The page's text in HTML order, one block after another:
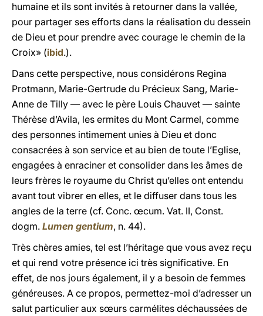
humaine et ils sont invités à retourner dans la vallée,
pour partager ses efforts dans la réalisation du dessein
de Dieu et pour prendre avec courage le chemin de la
Croix» (ibid.).
Dans cette perspective, nous considérons Regina
Protmann, Marie-Gertrude du Précieux Sang, Marie-
Anne de Tilly — avec le père Louis Chauvet — sainte
Thérèse d’Avila, les ermites du Mont Carmel, comme
des personnes intimement unies à Dieu et donc
consacrées à son service et au bien de toute l’Eglise,
engagées à enraciner et consolider dans les âmes de
leurs frères le royaume du Christ qu’elles ont entendu
avant tout vibrer en elles, et le diffuser dans tous les
angles de la terre (cf. Conc. œcum. Vat. II, Const.
dogm. Lumen gentium, n. 44).
Très chères amies, tel est l’héritage que vous avez reçu
et qui rend votre présence ici très significative. En
effet, de nos jours également, il y a besoin de femmes
généreuses. A ce propos, permettez-moi d’adresser un
salut particulier aux sœurs carmélites déchaussées de